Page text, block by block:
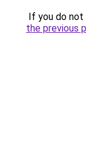
If you do
the previous